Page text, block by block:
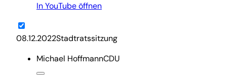
In YouTube öffnen
08.12.2022Stadtratssitzung
Michael HoffmannCDU